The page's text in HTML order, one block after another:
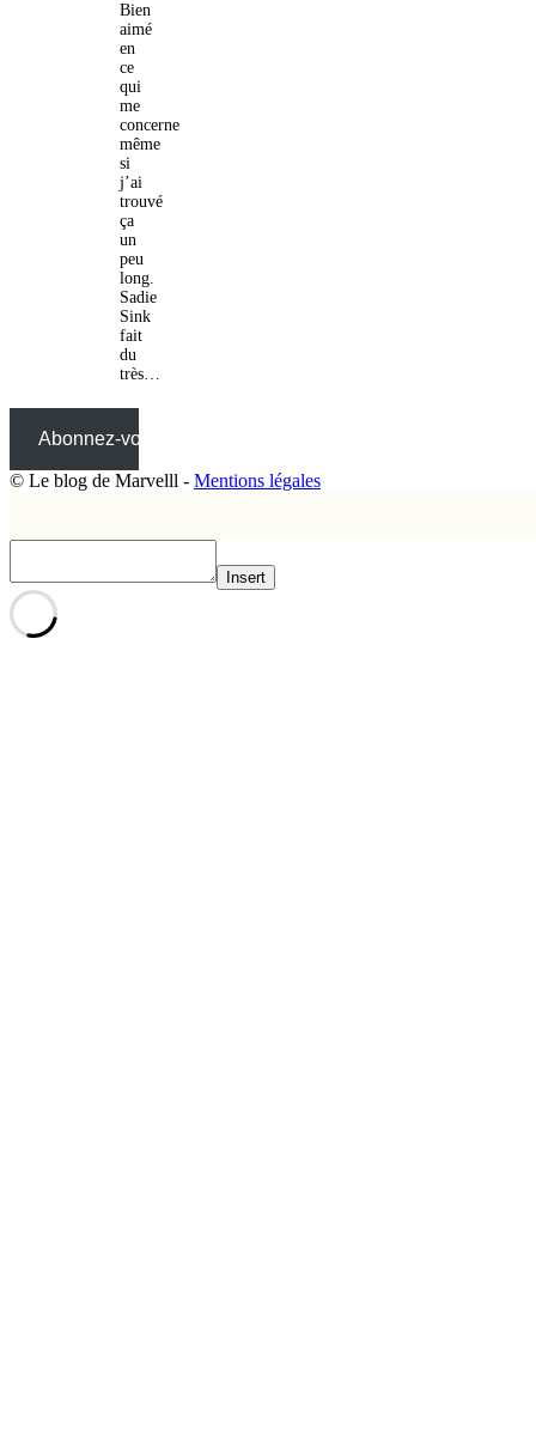
Bien
aimé
en
ce
qui
me
concerne
même
si
j’ai
trouvé
ça
un
peu
long.
Sadie
Sink
fait
du
très…
Abonnez-vous
© Le blog de Marvelll - Mentions légales
Insert